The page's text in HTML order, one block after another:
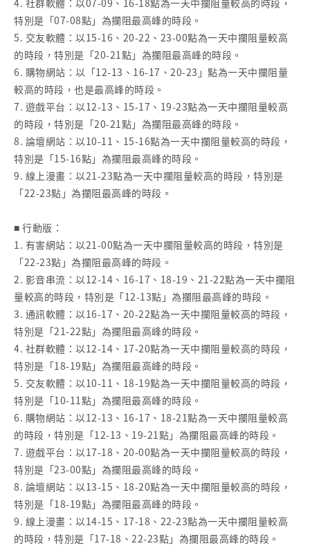
4. 社群軟體：以07-09、16-18點為一天中攔阻量較高的時段，
特別是「07-08點」為攔阻最高峰的時段。
5. 交友軟體：以15-16、20-22、23-00點為一天中攔阻量較高
的時段，特別是「20-21點」為攔阻最高峰的時段。
6. 購物網站：以「12-13、16-17、20-23」點為一天中攔阻量
較高的時段，也是最高峰的時段。
7. 遊戲平台：以12-13、15-17、19-23點為一天中攔阻量較高
的時段，特別是「20-21點」為攔阻最高峰的時段。
8. 論壇網站：以10-11、15-16點為一天中攔阻量較高的時段，
特別是「15-16點」為攔阻最高峰的時段。
9. 線上漫畫：以21-23點為一天中攔阻量較高的時段，特別是
「22-23點」為攔阻最高峰的時段。
■ 行動版：
1. 有害網站：以21-00點為一天中攔阻量較高的時段，特別是
「22-23點」為攔阻最高峰的時段。
2. 影音串流：以12-14、16-17、18-19、21-22點為一天中攔阻
量較高的時段，特別是「12-13點」為攔阻最高峰的時段。
3. 通訊軟體：以16-17、20-22點為一天中攔阻量較高的時段，
特別是「21-22點」為攔阻最高峰的時段。
4. 社群軟體：以12-14、17-20點為一天中攔阻量較高的時段，
特別是「18-19點」為攔阻最高峰的時段。
5. 交友軟體：以10-11、18-19點為一天中攔阻量較高的時段，
特別是「10-11點」為攔阻最高峰的時段。
6. 購物網站：以12-13、16-17、18-21點為一天中攔阻量較高
的時段，特別是「12-13、19-21點」為攔阻最高峰的時段。
7. 遊戲平台：以17-18、20-00點為一天中攔阻量較高的時段，
特別是「23-00點」為攔阻最高峰的時段。
8. 論壇網站：以13-15、18-20點為一天中攔阻量較高的時段，
特別是「18-19點」為攔阻最高峰的時段。
9. 線上漫畫：以14-15、17-18、22-23點為一天中攔阻量較高
的時段，特別是「17-18、22-23點」為攔阻最高峰的時段。